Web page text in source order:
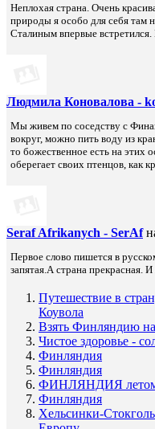
Неплохая страна. Очень
природы я особо для себя там
Сталиным впервые встретился.
Людмила Коновалова -
Мы живем по соседству с
вокруг, можно пить воду из
то божественное есть на этих
оберегает своих птенцов, как
Seraf Afrikanych - SerAf
Первое слово пишется в
запятая.А страна
Путешествие в
Коувола
Взять Финляндию
Чистое здоровье -
Финляндия
Финляндия
ФИНЛЯНДИЯ летом
Финляндия
Хельсинки-